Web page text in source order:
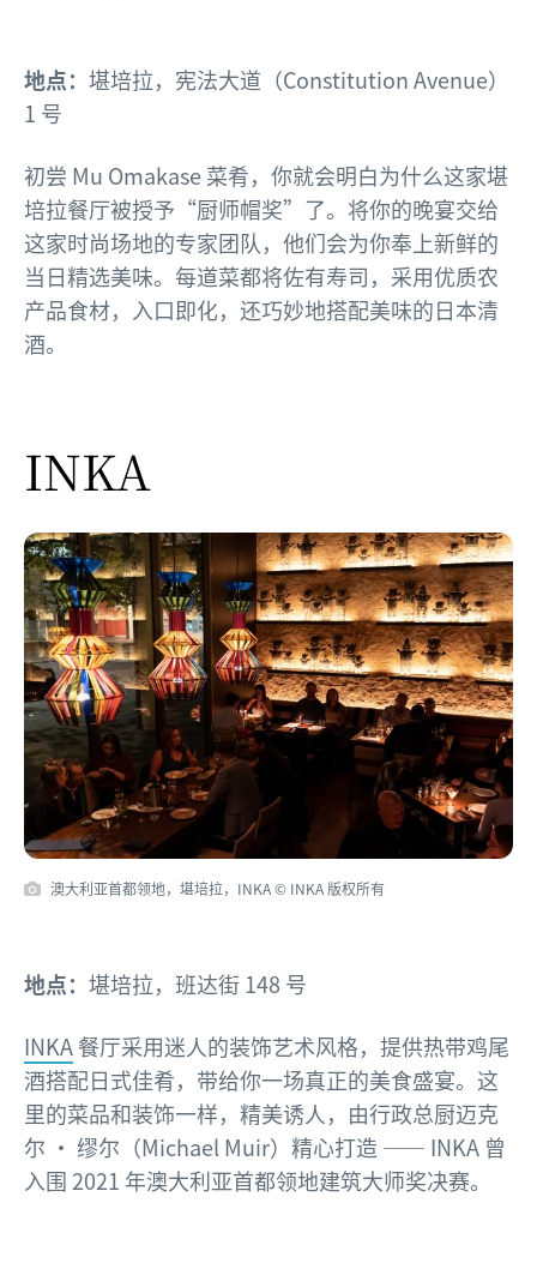
地点： 堪培拉，宪法大道（Constitution Avenue）
1 号
初尝 Mu Omakase 菜肴，你就会明白为什么这家堪
培拉餐厅被授予“厨师帽奖”了。将你的晚宴交给
这家时尚场地的专家团队，他们会为你奉上新鲜的
当日精选美味。每道菜都将佐有寿司，采用优质农
产品食材，入口即化，还巧妙地搭配美味的日本清
酒。
INKA
澳大利亚首都领地，堪培拉，INKA © INKA 版权所有
地点： 堪培拉，班达街 148 号
INKA餐厅采用迷人的装饰艺术风格，提供热带鸡尾
酒搭配日式佳肴，带给你一场真正的美食盛宴。这
里的菜品和装饰一样，精美诱人，由行政总厨迈克
尔 · 缪尔（Michael Muir）精心打造 —— INKA 曾
入围 2021 年澳大利亚首都领地建筑大师奖决赛。